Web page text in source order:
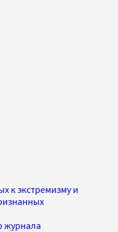
к экстремизму и
журнала